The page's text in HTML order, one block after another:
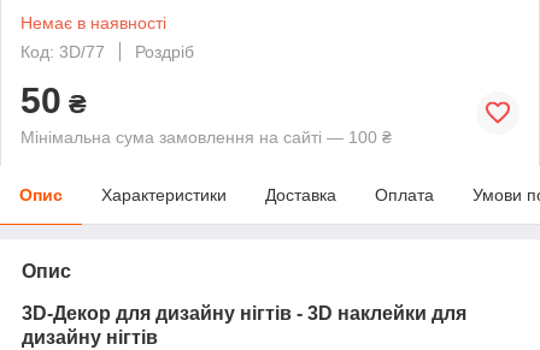
Немає в наявності
Код: 3D/77
Роздріб
50 ₴
Мінімальна сума замовлення на сайті — 100 ₴
Опис Характеристики Доставка Оплата Умови
Опис
3D-Декор для дизайну нігтів - 3D наклейки для
дизайну нігтів